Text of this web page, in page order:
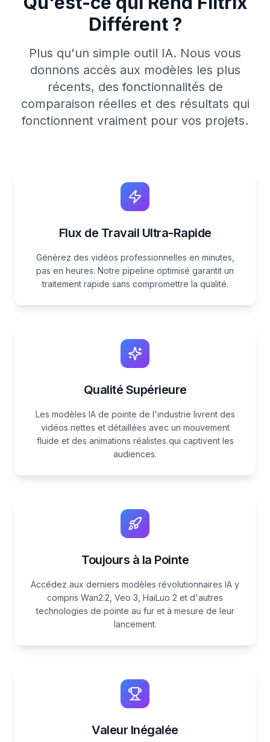
Différent ?
Plus qu'un simple outil IA. Nous vous
donnons accès aux modèles les plus
récents, des fonctionnalités de
comparaison réelles et des résultats qui
fonctionnent vraiment pour vos projets.
Flux de Travail Ultra-Rapide
Générez des vidéos professionnelles en minutes,
pas en heures. Notre pipeline optimisé garantit un
traitement rapide sans compromettre la qualité.
Qualité Supérieure
Les modèles IA de pointe de l'industrie livrent des
vidéos nettes et détaillées avec un mouvement
fluide et des animations réalistes qui captivent les
audiences.
Toujours à la Pointe
Accédez aux derniers modèles révolutionnaires IA y
compris Wan2.2, Veo 3, HaiLuo 2 et d'autres
technologies de pointe au fur et à mesure de leur
lancement.
Valeur Inégalée